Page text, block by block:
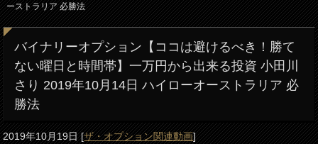
ーストラリア 必勝法
バイナリーオプション【ココは避けるべき！勝て
ない曜日と時間帯】一万円から出来る投資 小田川
さり 2019年10月14日 ハイローオーストラリア 必
勝法
2019年10月19日[ザ・オプション関連動画]